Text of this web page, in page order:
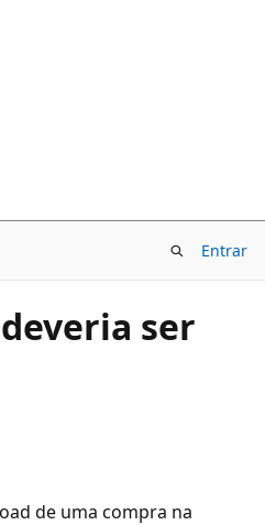
Entrar
ser
de uma compra na